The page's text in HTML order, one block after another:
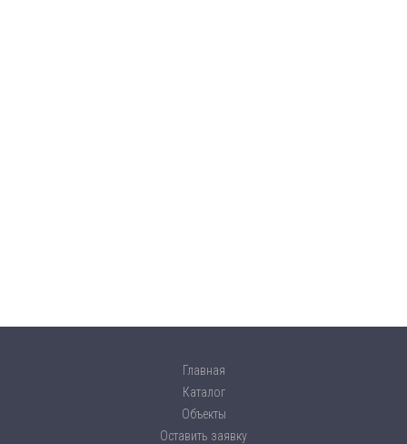
Главная
Каталог
Объекты
Оставить заявку